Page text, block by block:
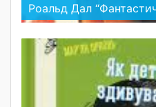
Роальд Дал